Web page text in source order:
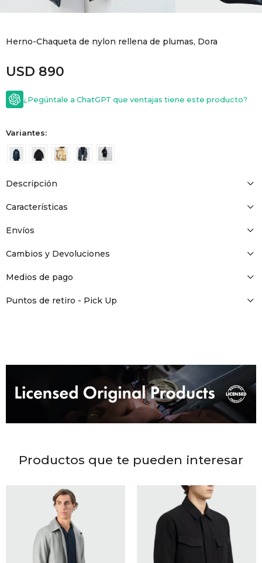
Herno-Chaqueta de nylon rellena de plumas, Dora
USD 890
¿Pegúntale a ChatGPT que ventajas tiene este producto?
Variantes:
Descripción
Características
Envíos
Cambios y Devoluciones
Medios de pago
Puntos de retiro - Pick Up
Productos que te pueden interesar
RAG &
Trajes